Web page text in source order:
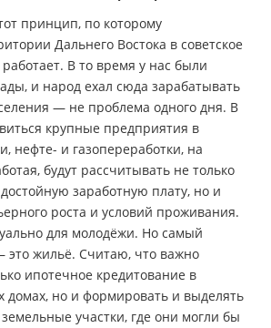
принцип, по которому
Дальнего Востока в советское
В то время у нас были
и народ ехал сюда зарабатывать
— не проблема одного дня. В
крупные предприятия в
нефте- и газопереработки, на
будут рассчитывать не только
заработную плату, но и
роста и условий проживания.
для молодёжи. Но самый
жильё. Считаю, что важно
ипотечное кредитование в
домах, но и формировать и выделять
участки, где они могли бы